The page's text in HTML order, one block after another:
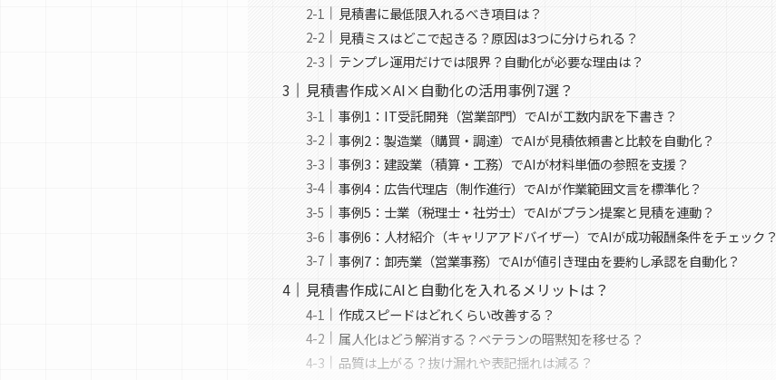
見積書に最低限入れるべき項目は？
見積ミスはどこで起きる？原因は3つに分けられる？
テンプレ運用だけでは限界？自動化が必要な理由は？
見積書作成×AI×自動化の活用事例7選？
事例1：IT受託開発（営業部門）でAIが工数内訳を下書き？
事例2：製造業（購買・調達）でAIが見積依頼書と比較を自動化？
事例3：建設業（積算・工務）でAIが材料単価の参照を支援？
事例4：広告代理店（制作進行）でAIが作業範囲文言を標準化？
事例5：士業（税理士・社労士）でAIがプラン提案と見積を連動？
事例6：人材紹介（キャリアアドバイザー）でAIが成功報酬条件をチェック？
事例7：卸売業（営業事務）でAIが値引き理由を要約し承認を自動化？
見積書作成にAIと自動化を入れるメリットは？
作成スピードはどれくらい改善する？
属人化はどう解消する？ベテランの暗黙知を移せる？
品質は上がる？抜け漏れや表記揺れは減る？